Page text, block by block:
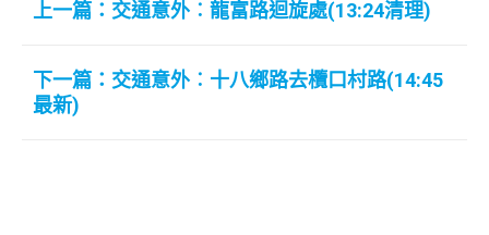
上一篇：交通意外︰龍富路迴旋處(13:24清理)
下一篇：交通意外︰十八鄉路去欖口村路(14:45
最新)